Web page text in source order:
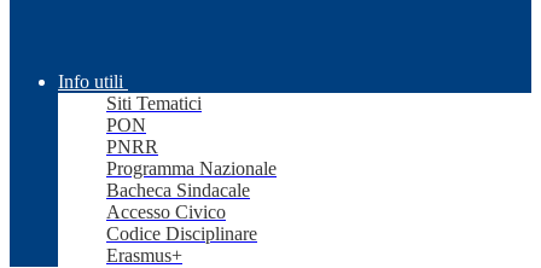
Info utili
Siti Tematici
PON
PNRR
Programma Nazionale
Bacheca Sindacale
Accesso Civico
Codice Disciplinare
Erasmus+